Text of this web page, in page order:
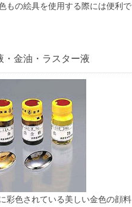
もの絵具を使用する際には便利で
・金油・ラスター液
彩色されている美しい金色の顔料